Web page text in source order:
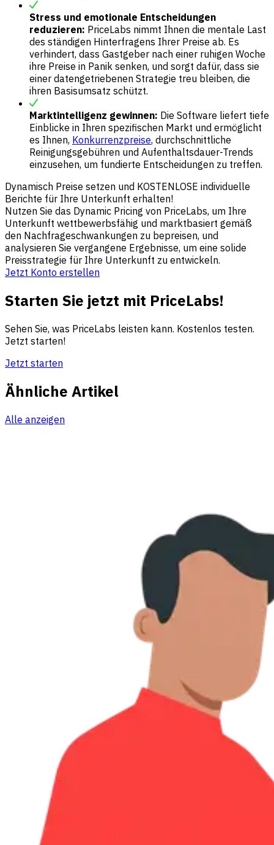
Stress und emotionale Entscheidungen
reduzieren: PriceLabs nimmt Ihnen die mentale Last
des ständigen Hinterfragens Ihrer Preise ab. Es
verhindert, dass Gastgeber nach einer ruhigen Woche
ihre Preise in Panik senken, und sorgt dafür, dass sie
einer datengetriebenen Strategie treu bleiben, die
ihren Basisumsatz schützt.
Marktintelligenz gewinnen: Die Software liefert tiefe
Einblicke in Ihren spezifischen Markt und ermöglicht
es Ihnen, Konkurrenzpreise, durchschnittliche
Reinigungsgebühren und Aufenthaltsdauer-Trends
einzusehen, um fundierte Entscheidungen zu treffen.
Dynamisch Preise setzen und KOSTENLOSE individuelle
Berichte für Ihre Unterkunft erhalten!
Nutzen Sie das Dynamic Pricing von PriceLabs, um Ihre
Unterkunft wettbewerbsfähig und marktbasiert gemäß
den Nachfrageschwankungen zu bepreisen, und
analysieren Sie vergangene Ergebnisse, um eine solide
Preisstrategie für Ihre Unterkunft zu entwickeln.
Jetzt Konto erstellen
Starten Sie jetzt mit PriceLabs!
Sehen Sie, was PriceLabs leisten kann. Kostenlos testen.
Jetzt starten!
Jetzt starten
Ähnliche Artikel
Alle anzeigen